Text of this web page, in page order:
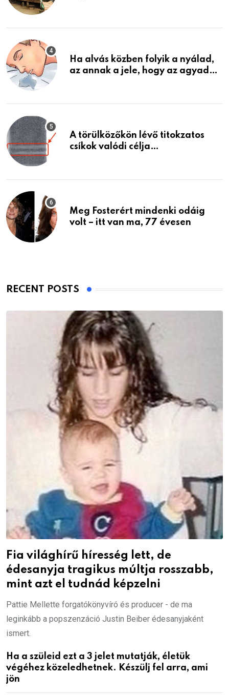
életemet
Ha alvás közben folyik a nyálad,
az annak a jele, hogy az agyad…
A törülközőkön lévő titokzatos
csíkok valódi célja…
Meg Fosterért mindenki odáig
volt – itt van ma, 77 évesen
RECENT POSTS
Fia világhírű híresség lett, de
édesanyja tragikus múltja rosszabb,
mint azt el tudnád képzelni
Pattie Mellette forgatókönyvíró és producer - de ma
leginkább a popszenzáció Justin Beiber édesanyjaként
ismert.
Ha a szüleid ezt a 3 jelet mutatják, életük
végéhez közeledhetnek. Készülj fel arra, ami
jön